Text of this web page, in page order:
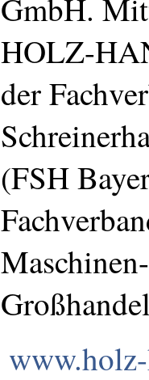
GmbH.
HOLZ-
der
(FSH